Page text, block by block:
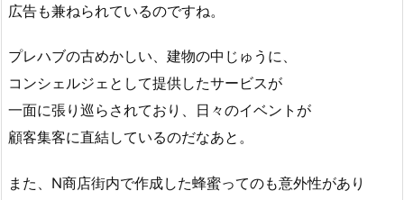
広告も兼ねられているのですね。
プレハブの古めかしい、建物の中じゅうに、
コンシェルジェとして提供したサービスが
一面に張り巡らされており、日々のイベントが
顧客集客に直結しているのだなあと。
また、N商店街内で作成した蜂蜜ってのも意外性があり